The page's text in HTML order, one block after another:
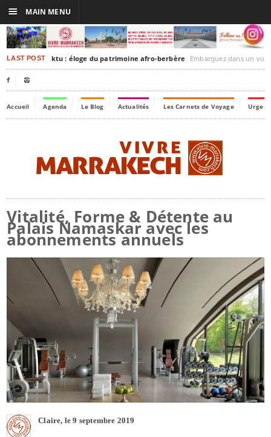
LAST POSTTimbuktu : éloge du patrimoine afro-berbère Embarquez dans un voyage culturel dans le
 
Accueil Agenda Le Blog Actualités Les Carnets de Voyage
Vitalité, Forme & Détente au
Palais Namaskar avec les
abonnements annuels
Claire, le 9 septembre 2019
☰ MAIN MENU